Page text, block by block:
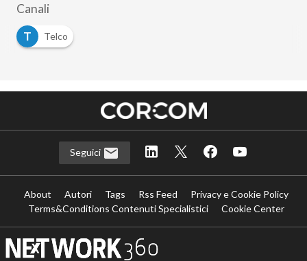
Canali
T
Telco
Seguici
About Autori Tags Rss Feed
Privacy e Cookie Policy
Terms&Conditions Contenuti Specialistici
Cookie Center